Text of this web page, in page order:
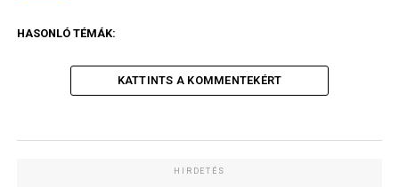
HASONLÓ TÉMÁK:
KATTINTS A KOMMENTEKÉRT
HIRDETÉS